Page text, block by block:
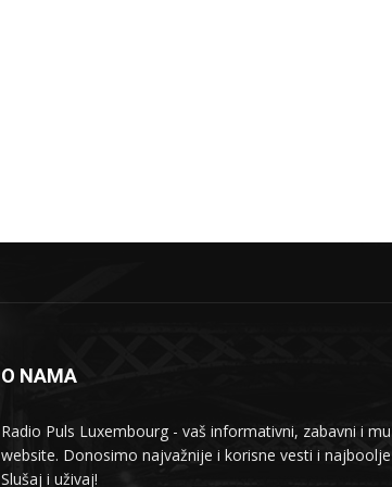
O NAMA
Radio Puls Luxembourg - vaš informativni, zabavni i
website. Donosimo najvažnije i korisne vesti i
Slušaj i uživaj!